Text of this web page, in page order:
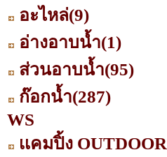
อะไหล่(9)
อ่างอาบน้ำ(1)
ส่วนอาบน้ำ(95)
ก๊อกน้ำ(287)
WS
เเคมปิ้ง OUTDOOR